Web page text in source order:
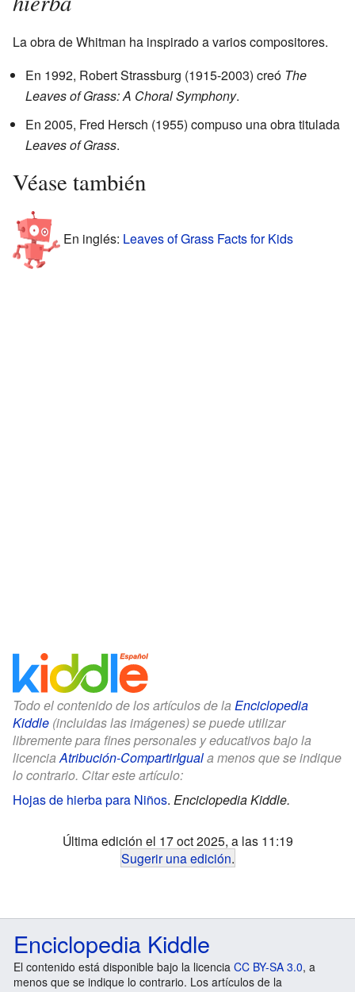
La obra de Whitman ha inspirado a varios compositores.
En 1992, Robert Strassburg (1915-2003) creó The
Leaves of Grass: A Choral Symphony.
En 2005, Fred Hersch (1955) compuso una obra titulada
Leaves of Grass.
Véase también
En inglés: Leaves of Grass Facts for Kids
Todo el contenido de los artículos de la Enciclopedia
Kiddle (incluidas las imágenes) se puede utilizar
libremente para fines personales y educativos bajo la
licenciaAtribución-CompartirIguala menos que se indique
lo contrario. Citar este artículo:
Hojas de hierba para Niños. Enciclopedia Kiddle.
Última edición el 17 oct 2025, a las 11:19
Sugerir una edición.
Enciclopedia Kiddle
El contenido está disponible bajo la licencia CC BY-SA 3.0, a
menos que se indique lo contrario. Los artículos de la